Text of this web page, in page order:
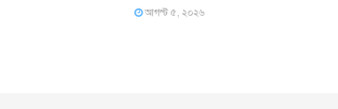
আগস্ট ৫, ২০২৬